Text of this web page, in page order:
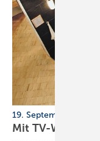
19. September — Tag
Mit TV-Werbung